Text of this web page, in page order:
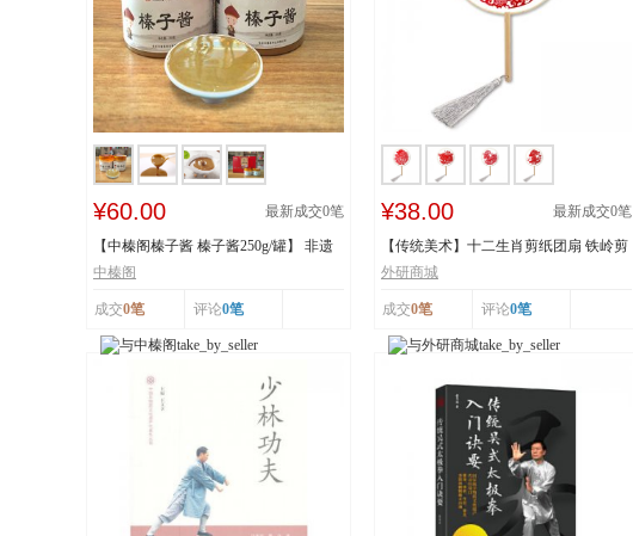
¥60.00 最新成交0笔
【中榛阁榛子酱 榛子酱250g/罐】 非遗
工艺 榛香浓...
中榛阁
成交0笔 评论0笔
¥38.00 最新成交0笔
【传统美术】十二生肖剪纸团扇 铁岭剪
纸 市级非物...
外研商城
成交0笔 评论0笔